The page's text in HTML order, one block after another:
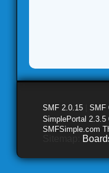
SMF 2.0.15 SMF
SimplePortal 2.3.5
SMFSimple.com